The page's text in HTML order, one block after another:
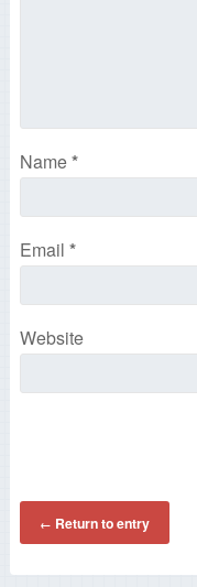
Name*
Email *
Website
← Return to entry